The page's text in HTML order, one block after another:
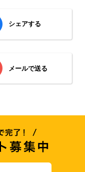
シェアする
メールで送る